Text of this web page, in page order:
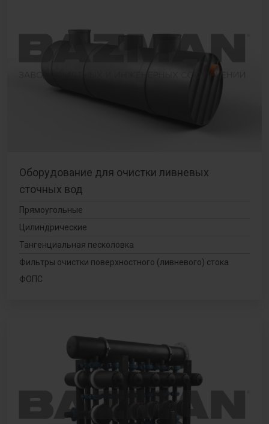
Оборудование для очистки ливневых
сточных вод
Прямоугольные
Цилиндрические
Тангенциальная песколовка
Фильтры очистки поверхностного (ливневого) стока
ФОПС